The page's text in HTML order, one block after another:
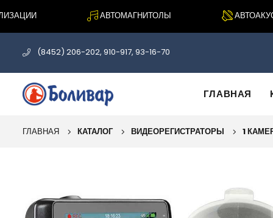
АВТОМАГНИТОЛЫ
(8452) 206-202, 910-917, 93-16-70
ГЛАВНАЯ
ГЛАВНАЯ КАТАЛОГ ВИДЕОРЕГИСТРАТОРЫ 1